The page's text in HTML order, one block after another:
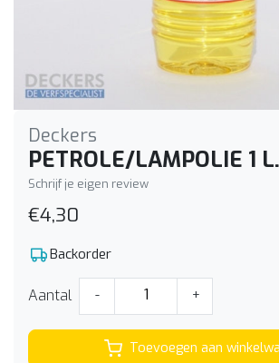
Deckers
PETROLE/LAMPOLIE 1 L.
Schrijf je eigen review
€4,30
Backorder
Aantal - +
Toevoegen aan